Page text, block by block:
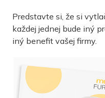
Predstavte si, že si
každej jednej bude iný
iný benefit vašej firmy.